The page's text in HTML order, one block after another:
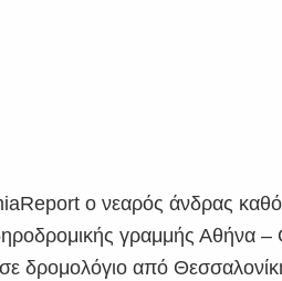
ο νεαρός άνδρας
γραμμής Αθήνα –
δρομολόγιο από